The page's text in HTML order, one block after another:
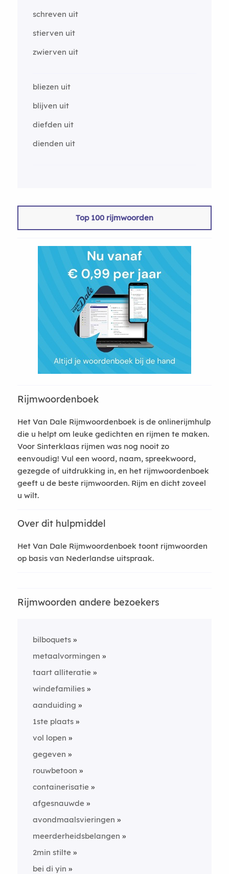
schreven uit
stierven uit
zwierven uit
bliezen uit
blijven uit
diefden uit
dienden uit
Top 100 rijmwoorden
Rijmwoordenboek
Het Van Dale Rijmwoordenboek is de onlinerijmhulp
die u helpt om leuke gedichten en rijmen te maken.
Voor Sinterklaas rijmen was nog nooit zo
eenvoudig! Vul een woord, naam, spreekwoord,
gezegde of uitdrukking in, en het rijmwoordenboek
geeft u de beste rijmwoorden. Rijm en dicht zoveel
u wilt.
Over dit hulpmiddel
Het Van Dale Rijmwoordenboek toont rijmwoorden
op basis van Nederlandse uitspraak.
Rijmwoorden andere bezoekers
bilboquets
metaalvormingen
taart alliteratie
windefamilies
aanduiding
1ste plaats
vol lopen
gegeven
rouwbetoon
containerisatie
afgesnauwde
avondmaalsvieringen
meerderheidsbelangen
2min stilte
bei di yin